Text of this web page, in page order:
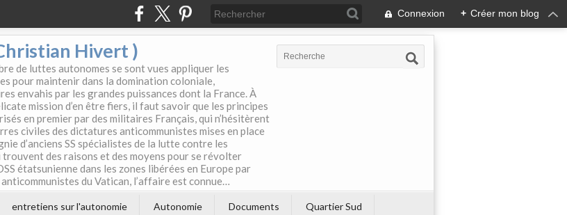
Connexion + Créer mon blog
Hivert )
de luttes autonomes se sont vues appliquer les
pour maintenir dans la domination coloniale,
envahis par les grandes puissances dont la France. À
mission d’en être fiers, il faut savoir que les principes
en premier par des militaires Français, qui n’hésitèrent
civiles des dictatures anticommunistes mises en place
d’anciens SS spécialistes de la lutte contre les
des raisons et des moyens pour se révolter
étatsunienne dans les zones libérées en Europe par
du Vatican, l’affaire est connue…
entretiens sur l'autonomie Autonomie Documents
Quartier Sud